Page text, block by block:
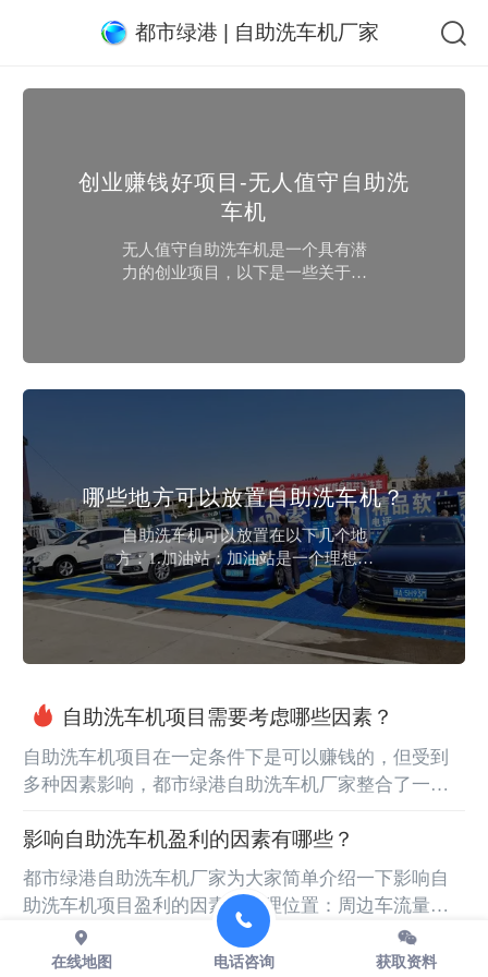
都市绿港 | 自助洗车机厂家
创业赚钱好项目-无人值守自助洗
车机
无人值守自助洗车机是一个具有潜
力的创业项目，以下是一些关于该
自助洗车机可以提供方便、快捷的
洗车选择，满足车主的需求。2.低人
间。3.24小时服务：无人值守自助洗
车机可以全天候提供服务，无论是
白天还是晚上，车主都可...
哪些地方可以放置自助洗车机？
自助洗车机可以放置在以下几个地
方：1.加油站：加油站是一个理想的
地方，因为它们已经有了适合洗车
机的基础设施，如水源、电源和排
水系统。车主可以在加油后顺便洗
车，提高便利性。2.停车场：自助洗
力。停车场可以是商业区、购物中
场。3.车辆服务中心：许多车辆服务
中心也提供自助洗车机服务，这样
自助洗车机项目需要考虑哪些因素？
自助洗车机项目在一定条件下是可以赚钱的，但受到
多种因素影响，都市绿港自助洗车机厂家整合了一些
的价格因品牌、型号、功能而异，一般在数千元到数
万元不等。质量好、功能多的设备价格相对较高，但
可能在耐用性和洗车效果方面更有优势，需要根据预
算和市场需求选择合适的设备，这是前期的主要投入
成本之一。场地租赁与建设：选择合适的场地很关
影响自助洗车机盈利的因素有哪些？
都市绿港自助洗车机厂家为大家简单介绍一下影响自
助洗车机项目盈利的因素：地理位置：周边车流量、
人流量大，且竞争对手少的地方，盈利机会更大。例
如在大型社区、购物中心、写字楼附近或交通枢纽等
在线地图 电话咨询 获取资料